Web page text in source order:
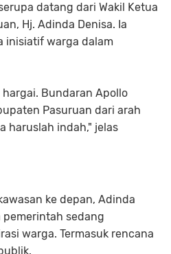
datang dari Wakil Ketua
Hj. Adinda Denisa. Ia
inisiatif warga dalam
Bundaran Apollo
Pasuruan dari arah
haruslah indah," jelas
ke depan, Adinda
sedang
warga. Termasuk rencana